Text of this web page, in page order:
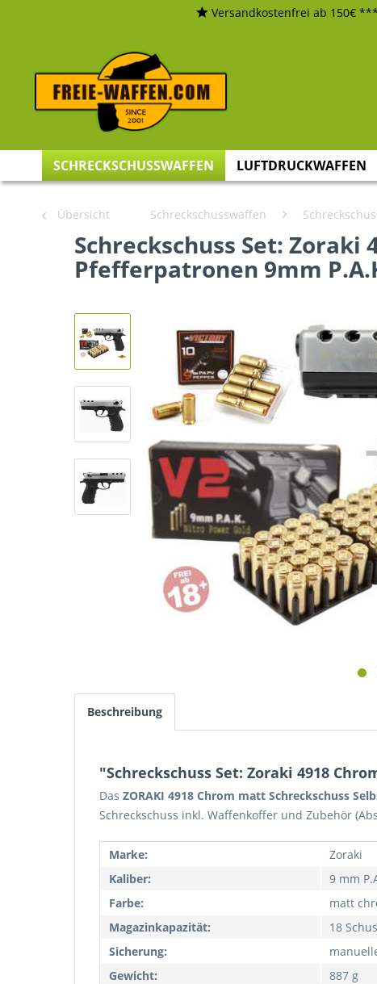
Versandkostenfrei ab 150€ ***
SCHRECKSCHUSSWAFFEN LUFTDRUCKWAFFEN
Übersicht Schreckschusswaffen
Schreckschuss Set: Zoraki
Pfefferpatronen 9mm
Beschreibung
"Schreckschuss Set: Zoraki 4918
Das ZORAKI 4918 Chrom matt Schreckschuss
Schreckschuss inkl. Waffenkoffer und Zubehör
Marke:
Zoraki
Kaliber:
9 mm
Farbe:
matt
Magazinkapazität:
18
Sicherung:
Gewicht:
887 g